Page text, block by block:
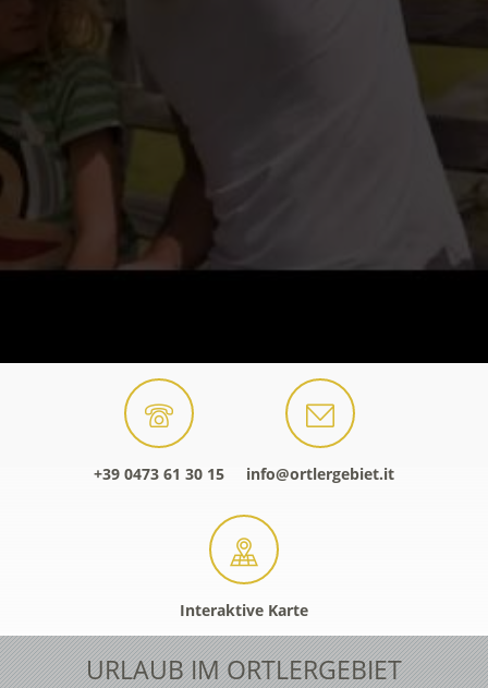
+39 0473 61 30 15 info@ortlergebiet.it
Interaktive Karte
URLAUB IM ORTLERGEBIET